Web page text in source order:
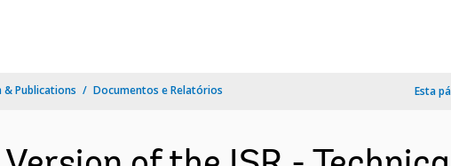
& Publications Documentos e Relatórios Esta